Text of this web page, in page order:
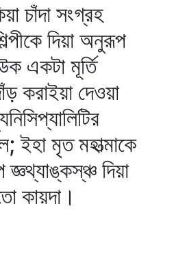
চাঁদা সংগ্রহ
দিয়া অনুরূপ
একটা মূর্তি
করাইয়া দেওয়া
ইহা মৃত মহাত্মাকে
দিয়া
কায়দা।